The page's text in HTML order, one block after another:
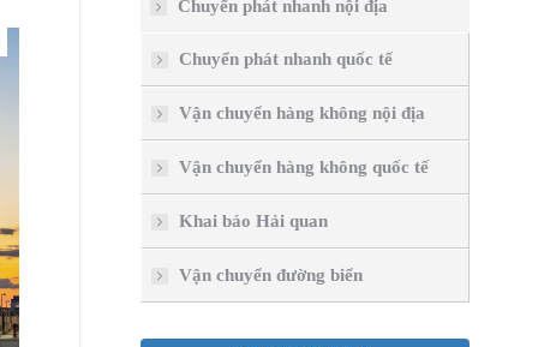
Chuyển phát nhanh nội địa
Chuyển phát nhanh quốc tế
Vận chuyển hàng không nội địa
Vận chuyển hàng không quốc tế
Khai báo Hải quan
Vận chuyển đường biển